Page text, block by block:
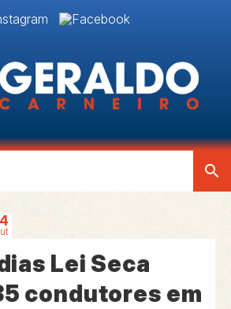
search
Lei Seca
condutores em